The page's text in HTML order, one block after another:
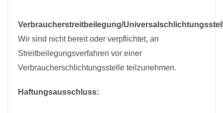
Verbraucherstreitbeilegung/
Wir sind nicht bereit oder verpflichtet, an
Streitbeilegungsverfahren vor einer
Verbraucherschlichtungsstelle teilzunehmen.
Haftungsausschluss: